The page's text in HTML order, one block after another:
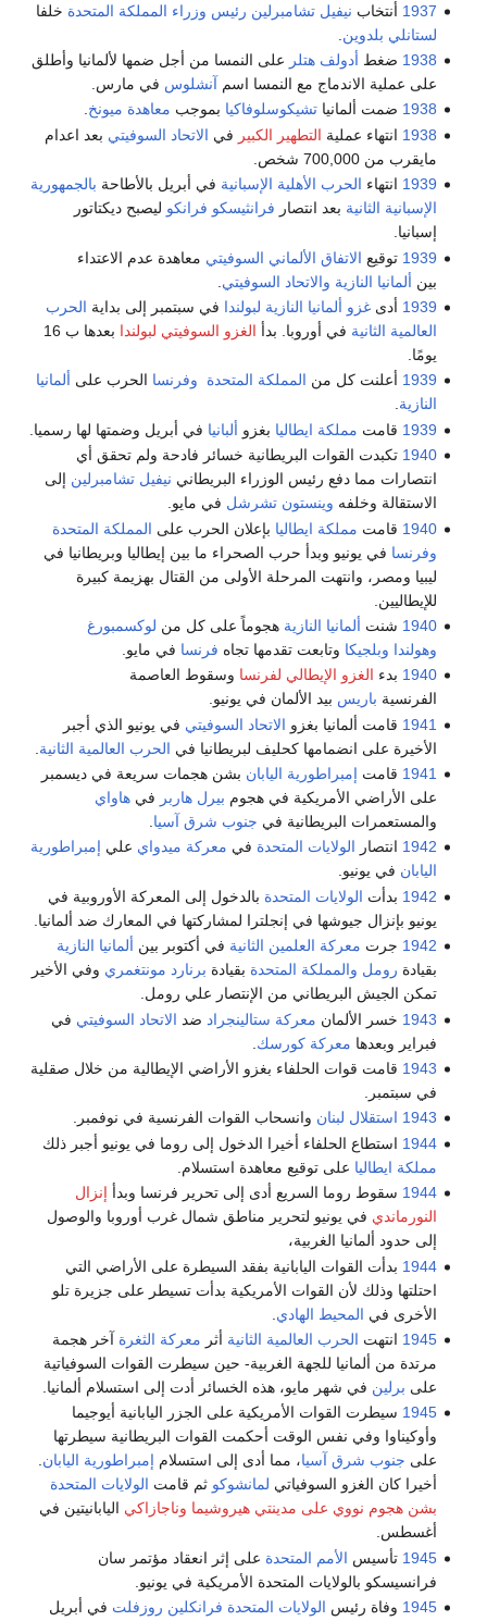
1937 أنتخاب نيفيل تشامبرلين رئيس وزراء المملكة المتحدة خلفا
لستانلي بلدوين
1938 ضغط أدولف هتلر على النمسا من أجل ضمها لألمانيا وأطلق
على عملية الاندماج مع النمسا اسم آنشلوس في مارس.
1938 ضمت ألمانياتشيكوسلوفاكيا بموجب معاهدة ميونخ.
1938 انتهاء عملية التطهير الكبير في الاتحاد السوفيتي بعد اعدام
مايقرب من 700,000 شخص.
1939 انتهاء الحرب الأهلية الإسبانية في أبريل بالأطاحة بالجمهورية
الإسبانية الثانية بعد انتصار فرانثيسكو فرانكو ليصبح ديكتاتور
إسبانيا.
1939 توقيع الاتفاق الألماني السوفيتي معاهدة عدم الاعتداء
بين ألمانيا النازية والاتحاد السوفيتي
1939 أدىغزو ألمانيا النازية لبولندا في سبتمبر إلى بداية الحرب
العالمية الثانية في أوروبا. بدأ الغزو السوفيتي لبولندا
بعدها ب 16
يومًا.
1939 أعلنت كل من المملكة المتحدة وفرنسا الحرب على ألمانيا
النازية.
1939 قامت مملكة ايطاليا بغزو ألبانيا في أبريل وضمتها لها رسميا.
1940 تكبدت القوات البريطانية خسائر فادحة ولم تحقق أي
انتصارات مما دفع رئيس الوزراء البريطاني نيفيل تشامبرلين إلى
الاستقالة وخلفه وينستون تشرشل في مايو.
1940 قامت مملكة ايطاليا بإعلان الحرب على المملكة المتحدة
وفرنسا في يونيو وبدأ حرب الصحراء ما بين إيطاليا وبريطانيا في
ليبيا ومصر، وانتهت المرحلة الأولى من القتال بهزيمة كبيرة
للإيطاليين.
1940 شنت ألمانيا النازية هجوماً على كل من لوكسمبورغ
وهولندا وبلجيكا وتابعت تقدمها تجاه فرنسا في مايو.
1940 بدء الغزو الإيطالي لفرنسا وسقوط العاصمة
الفرنسية باريس بيد الألمان في يونيو.
1941 قامت ألمانيا بغزو الاتحاد السوفيتي في يونيو الذي أجبر
الأخيرة على انضمامها كحليف لبريطانيا في الحرب العالمية الثانية
1941 قامت إمبراطورية اليابان بشن هجمات سريعة في ديسمبر
على الأراضي الأمريكية في هجوم بيرل هاربر فيهاواي
والمستعمرات البريطانية في جنوب شرق آسيا
1942 انتصار الولايات المتحدة في معركة ميدواي علي إمبراطورية
اليابان في يونيو.
1942 بدأت الولايات المتحدة بالدخول إلى المعركة الأوروبية في
يونيو بإنزال جيوشها في إنجلترا لمشاركتها في المعارك ضد ألمانيا.
1942 جرت معركة العلمين الثانية في أكتوبر بين ألمانيا النازية
بقيادة رومل والمملكة المتحدة بقيادة برنارد مونتغمري وفي الأخير
تمكن الجيش البريطاني من الإنتصار علي رومل.
1943 خسر الألمان معركة ستالينجراد ضد الاتحاد السوفيتي في
فبراير وبعدها معركة كورسك
1943 قامت قوات الحلفاء بغزو الأراضي الإيطالية من خلال صقلية
في سبتمبر.
1943 استقلال لبنان وانسحاب القوات الفرنسية في نوفمبر.
1944 استطاع الحلفاء أخيرا الدخول إلى روما في يونيو أجبر ذلك
مملكة ايطاليا على توقيع معاهدة استسلام.
1944 سقوط روما السريع أدى إلى تحرير فرنسا وبدأ إنزال
النورماندي في يونيو لتحرير مناطق شمال غرب أوروبا والوصول
إلى حدود ألمانيا الغربية،
1944 بدأت القوات اليابانية بفقد السيطرة على الأراضي التي
احتلتها وذلك لأن القوات الأمريكية بدأت تسيطر على جزيرة تلو
الأخرى في المحيط الهادي
1945 انتهت الحرب العالمية الثانية أثر معركة الثغرة آخر هجمة
مرتدة من ألمانيا للجهة الغربية- حين سيطرت القوات السوفياتية
على برلين في شهر مايو، هذه الخسائر أدت إلى استسلام ألمانيا.
1945 سيطرت القوات الأمريكية على الجزر اليابانية أيوجيما
وأوكيناوا وفي نفس الوقت أحكمت القوات البريطانية سيطرتها
على جنوب شرق آسيا، مما أدى إلى استسلام إمبراطورية اليابان.
أخيرا كان الغزو السوفياتي لمانشوكو ثم قامت الولايات المتحدة
بشن هجوم نووي على مدينتي هيروشيما وناجازاكي اليابانيتين في
أغسطس.
1945 تأسيس الأمم المتحدة على إثر انعقاد مؤتمر سان
فرانسيسكو بالولايات المتحدة الأمريكية في يونيو.
1945 وفاة رئيس الولايات المتحدة فرانكلين روزفلت في أبريل